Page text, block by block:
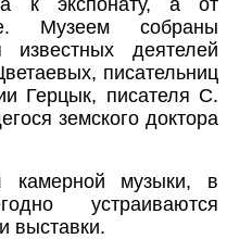
Музеем собраны
деятелей
писательниц
Герцык, писателя С.
земского доктора
камерной музыки, в
устраиваются
выставки.